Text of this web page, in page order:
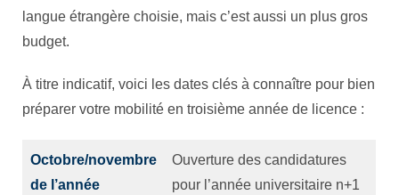
langue étrangère choisie, mais c’est aussi un plus gros
budget.
À titre indicatif, voici les dates clés à connaître pour bien
préparer votre mobilité en troisième année de licence :
Octobre/novembre
de l’année
Ouverture des candidatures
pour l’année universitaire n+1